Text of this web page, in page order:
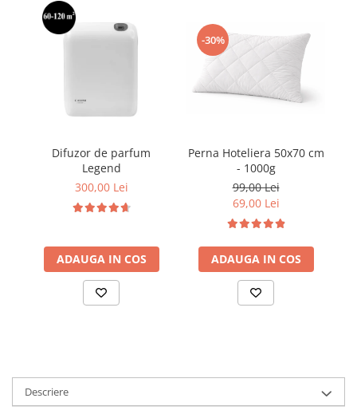
Difuzor de parfum
Legend
300,00 Lei
ADAUGA IN COS
-30%
Perna Hoteliera 50x70 cm
- 1000g
99,00 Lei
69,00 Lei
ADAUGA IN COS
Descriere